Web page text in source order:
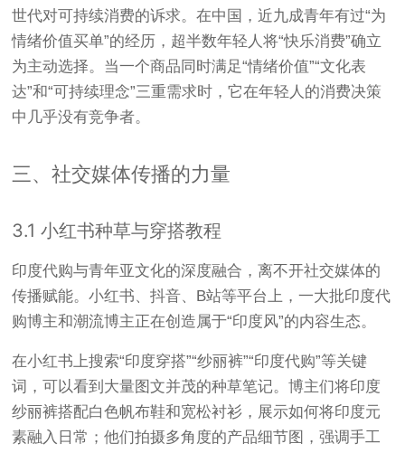
世代对可持续消费的诉求。在中国，近九成青年有过“为
情绪价值买单”的经历，超半数年轻人将“快乐消费”确立
为主动选择。当一个商品同时满足“情绪价值”“文化表
达”和“可持续理念”三重需求时，它在年轻人的消费决策
中几乎没有竞争者。
三、社交媒体传播的力量
3.1 小红书种草与穿搭教程
印度代购与青年亚文化的深度融合，离不开社交媒体的
传播赋能。小红书、抖音、B站等平台上，一大批印度代
购博主和潮流博主正在创造属于“印度风”的内容生态。
在小红书上搜索“印度穿搭”“纱丽裤”“印度代购”等关键
词，可以看到大量图文并茂的种草笔记。博主们将印度
纱丽裤搭配白色帆布鞋和宽松衬衫，展示如何将印度元
素融入日常；他们拍摄多角度的产品细节图，强调手工